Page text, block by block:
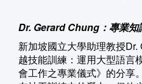
Dr. Gerard Chung：專業知
新加坡國立大學助理教授
越技能訓練：運用大型語言
會工作之專業儀式》的分享